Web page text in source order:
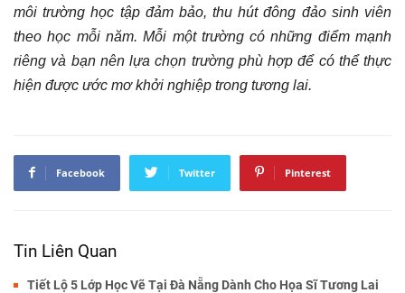
môi trường học tập đảm bảo, thu hút đông đảo sinh viên
theo học mỗi năm. Mỗi một trường có những điểm mạnh
riêng và bạn nên lựa chọn trường phù hợp để có thể thực
hiện được ước mơ khởi nghiệp trong tương lai.
Facebook Twitter Pinterest
Tin Liên Quan
Tiết Lộ 5 Lớp Học Vẽ Tại Đà Nẵng Dành Cho Họa Sĩ Tương Lai